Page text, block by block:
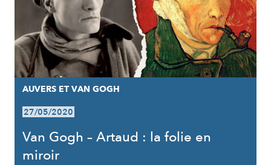
AUVERS ET VAN GOGH
27/05/2020
Van Gogh – Artaud : la folie en
miroir